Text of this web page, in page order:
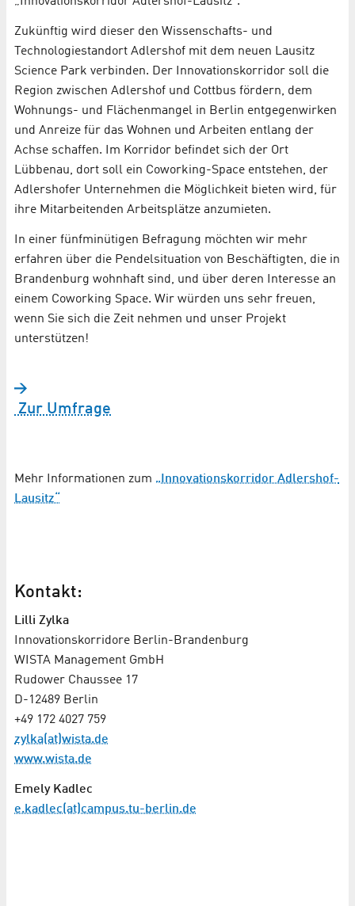
Zukünftig wird dieser den Wissenschafts- und
Technologiestandort Adlershof mit dem neuen Lausitz
Science Park verbinden. Der Innovationskorridor soll die
Region zwischen Adlershof und Cottbus fördern, dem
Wohnungs- und Flächenmangel in Berlin entgegenwirken
und Anreize für das Wohnen und Arbeiten entlang der
Achse schaffen. Im Korridor befindet sich der Ort
Lübbenau, dort soll ein Coworking-Space entstehen, der
Adlershofer Unternehmen die Möglichkeit bieten wird, für
ihre Mitarbeitenden Arbeitsplätze anzumieten.
In einer fünfminütigen Befragung möchten wir mehr
erfahren über die Pendelsituation von Beschäftigten, die in
Brandenburg wohnhaft sind, und über deren Interesse an
einem Coworking Space. Wir würden uns sehr freuen,
wenn Sie sich die Zeit nehmen und unser Projekt
unterstützen!
Zur Umfrage
Mehr Informationen zum „Innovationskorridor Adlershof-
Lausitz“
Kontakt:
Lilli Zylka
Innovationskorridore Berlin-Brandenburg
WISTA Management GmbH
Rudower Chaussee 17
D-12489 Berlin
+49 172 4027 759
zylka(at)wista.de
www.wista.de
Emely Kadlec
e.kadlec(at)campus.tu-berlin.de